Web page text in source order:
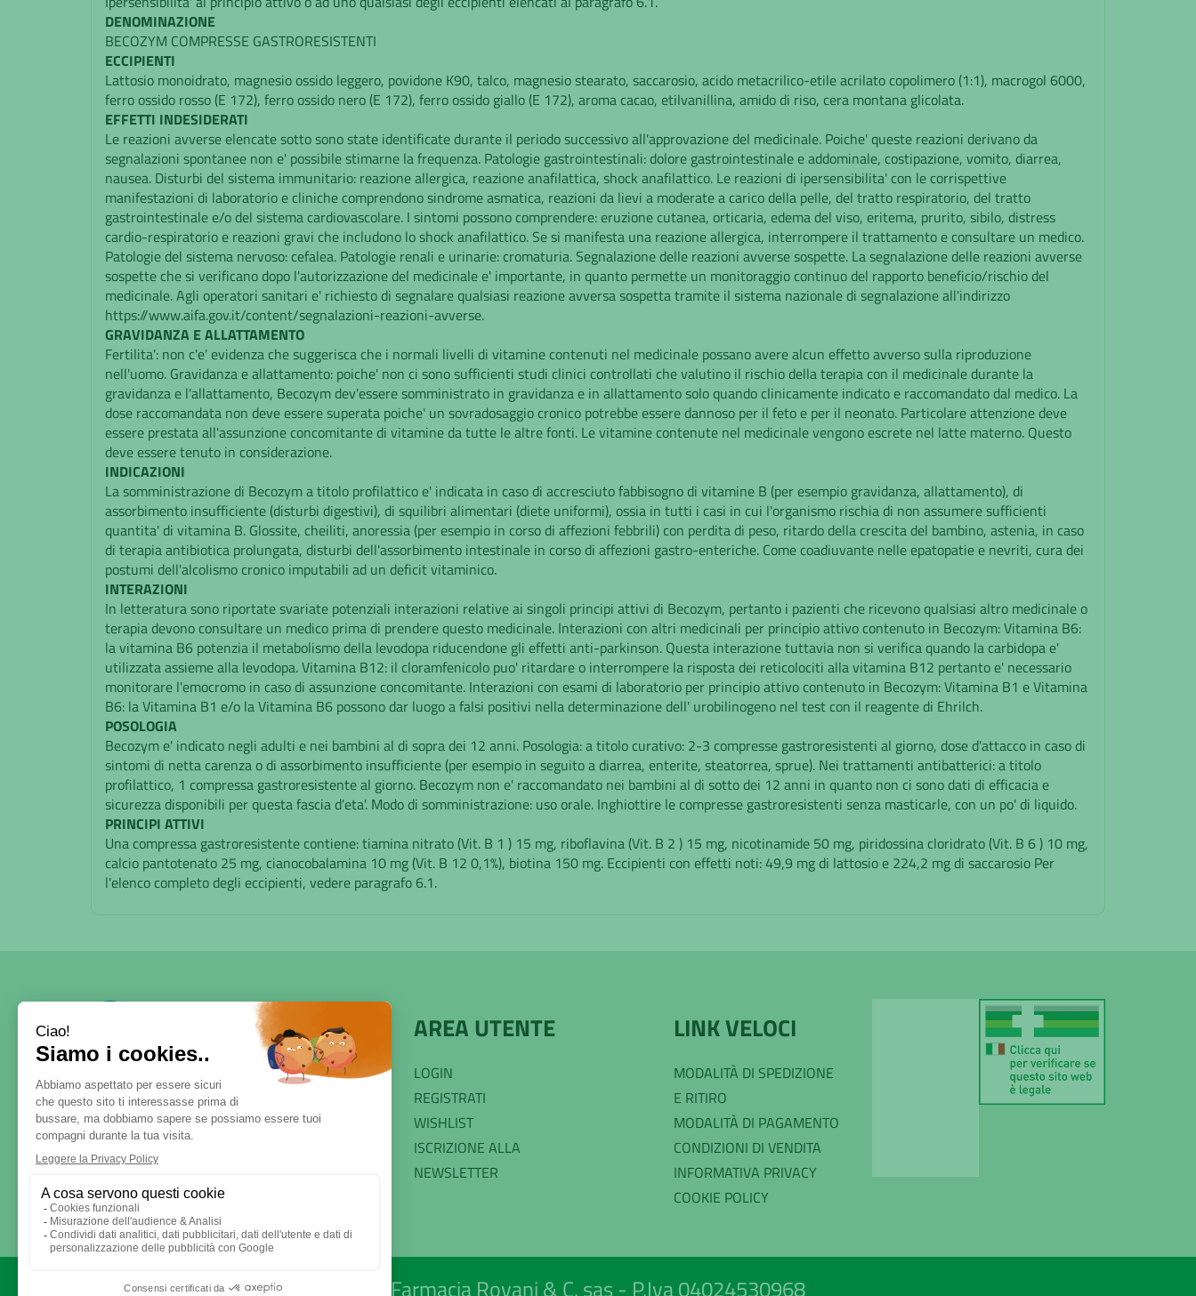
DENOMINAZIONE
BECOZYM COMPRESSE GASTRORESISTENTI
ECCIPIENTI
Lattosio monoidrato, magnesio ossido leggero, povidone K90, talco, magnesio stearato, saccarosio, acido metacrilico-etile acrilato copolimero (1:1), macrogol 6000,
ferro ossido rosso (E 172), ferro ossido nero (E 172), ferro ossido giallo (E 172), aroma cacao, etilvanillina, amido di riso, cera montana glicolata.
EFFETTI INDESIDERATI
Le reazioni avverse elencate sotto sono state identificate durante il periodo successivo all'approvazione del medicinale. Poiche' queste reazioni derivano da
segnalazioni spontanee non e' possibile stimarne la frequenza. Patologie gastrointestinali: dolore gastrointestinale e addominale, costipazione, vomito, diarrea,
nausea. Disturbi del sistema immunitario: reazione allergica, reazione anafilattica, shock anafilattico. Le reazioni di ipersensibilita' con le corrispettive
manifestazioni di laboratorio e cliniche comprendono sindrome asmatica, reazioni da lievi a moderate a carico della pelle, del tratto respiratorio, del tratto
gastrointestinale e/o del sistema cardiovascolare. I sintomi possono comprendere: eruzione cutanea, orticaria, edema del viso, eritema, prurito, sibilo, distress
cardio-respiratorio e reazioni gravi che includono lo shock anafilattico. Se si manifesta una reazione allergica, interrompere il trattamento e consultare un medico.
Patologie del sistema nervoso: cefalea. Patologie renali e urinarie: cromaturia. Segnalazione delle reazioni avverse sospette. La segnalazione delle reazioni avverse
sospette che si verificano dopo l'autorizzazione del medicinale e' importante, in quanto permette un monitoraggio continuo del rapporto beneficio/rischio del
medicinale. Agli operatori sanitari e' richiesto di segnalare qualsiasi reazione avversa sospetta tramite il sistema nazionale di segnalazione all'indirizzo
https://www.aifa.gov.it/content/segnalazioni-reazioni-avverse.
GRAVIDANZA E ALLATTAMENTO
Fertilita': non c'e' evidenza che suggerisca che i normali livelli di vitamine contenuti nel medicinale possano avere alcun effetto avverso sulla riproduzione
nell'uomo. Gravidanza e allattamento: poiche' non ci sono sufficienti studi clinici controllati che valutino il rischio della terapia con il medicinale durante la
gravidanza e l'allattamento, Becozym dev'essere somministrato in gravidanza e in allattamento solo quando clinicamente indicato e raccomandato dal medico. La
dose raccomandata non deve essere superata poiche' un sovradosaggio cronico potrebbe essere dannoso per il feto e per il neonato. Particolare attenzione deve
essere prestata all'assunzione concomitante di vitamine da tutte le altre fonti. Le vitamine contenute nel medicinale vengono escrete nel latte materno. Questo
deve essere tenuto in considerazione.
INDICAZIONI
La somministrazione di Becozym a titolo profilattico e' indicata in caso di accresciuto fabbisogno di vitamine B (per esempio gravidanza, allattamento), di
assorbimento insufficiente (disturbi digestivi), di squilibri alimentari (diete uniformi), ossia in tutti i casi in cui l'organismo rischia di non assumere sufficienti
quantita' di vitamina B. Glossite, cheiliti, anoressia (per esempio in corso di affezioni febbrili) con perdita di peso, ritardo della crescita del bambino, astenia, in caso
di terapia antibiotica prolungata, disturbi dell'assorbimento intestinale in corso di affezioni gastro-enteriche. Come coadiuvante nelle epatopatie e nevriti, cura dei
postumi dell'alcolismo cronico imputabili ad un deficit vitaminico.
INTERAZIONI
In letteratura sono riportate svariate potenziali interazioni relative ai singoli principi attivi di Becozym, pertanto i pazienti che ricevono qualsiasi altro medicinale o
terapia devono consultare un medico prima di prendere questo medicinale. Interazioni con altri medicinali per principio attivo contenuto in Becozym: Vitamina B6:
la vitamina B6 potenzia il metabolismo della levodopa riducendone gli effetti anti-parkinson. Questa interazione tuttavia non si verifica quando la carbidopa e'
utilizzata assieme alla levodopa. Vitamina B12: il cloramfenicolo puo' ritardare o interrompere la risposta dei reticolociti alla vitamina B12 pertanto e' necessario
monitorare l'emocromo in caso di assunzione concomitante. Interazioni con esami di laboratorio per principio attivo contenuto in Becozym: Vitamina B1 e Vitamina
B6: la Vitamina B1 e/o la Vitamina B6 possono dar luogo a falsi positivi nella determinazione dell' urobilinogeno nel test con il reagente di Ehrilch.
POSOLOGIA
Becozym e' indicato negli adulti e nei bambini al di sopra dei 12 anni. Posologia: a titolo curativo: 2-3 compresse gastroresistenti al giorno, dose d'attacco in caso di
sintomi di netta carenza o di assorbimento insufficiente (per esempio in seguito a diarrea, enterite, steatorrea, sprue). Nei trattamenti antibatterici: a titolo
profilattico, 1 compressa gastroresistente al giorno. Becozym non e' raccomandato nei bambini al di sotto dei 12 anni in quanto non ci sono dati di efficacia e
sicurezza disponibili per questa fascia d'eta'. Modo di somministrazione: uso orale. Inghiottire le compresse gastroresistenti senza masticarle, con un po' di liquido.
PRINCIPI ATTIVI
Una compressa gastroresistente contiene: tiamina nitrato (Vit. B 1 ) 15 mg, riboflavina (Vit. B 2 ) 15 mg, nicotinamide 50 mg, piridossina cloridrato (Vit. B 6 ) 10 mg,
calcio pantotenato 25 mg, cianocobalamina 10 mg (Vit. B 12 0,1%), biotina 150 mg. Eccipienti con effetti noti: 49,9 mg di lattosio e 224,2 mg di saccarosio Per
l'elenco completo degli eccipienti, vedere paragrafo 6.1.
SERVE AIUTO?
DICONO DI NOI
PATOLOGIE E RIMEDI
CONTATTI
AREA UTENTE
LOGIN
REGISTRATI
WISHLIST
ISCRIZIONE ALLA
NEWSLETTER
LINK VELOCI
MODALITÀ DI SPEDIZIONE
E RITIRO
MODALITÀ DI PAGAMENTO
CONDIZIONI DI VENDITA
INFORMATIVA PRIVACY
COOKIE POLICY
Farmacia Rovani & C. sas - P.Iva 04024530968